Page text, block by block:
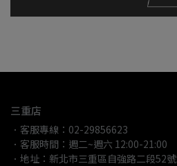
三重店
．客服專線：02-29856623
．客服時間：週二~週六 12:00-21:00
．地址：新北市三重區自強路二段52號